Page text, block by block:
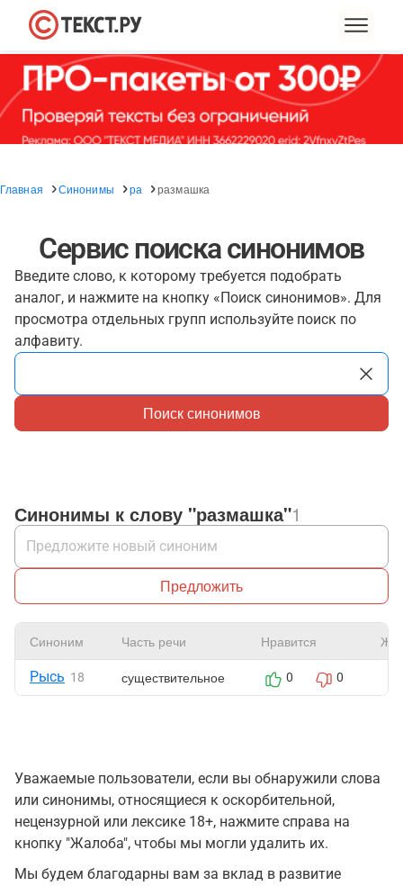
Главная Синонимы ра размашка
Сервис поиска синонимов
Введите слово, к которому требуется подобрать
аналог, и нажмите на кнопку «Поиск синонимов». Для
просмотра отдельных групп используйте поиск по
алфавиту.
Поиск синонимов
Синонимы к слову "размашка"1
Предложить
Синоним Часть речи Нравится
Рысь 18 существительное 0 0
Уважаемые пользователи, если вы обнаружили слова
или синонимы, относящиеся к оскорбительной,
нецензурной или лексике 18+, нажмите справа на
кнопку "Жалоба", чтобы мы могли удалить их.
Мы будем благодарны вам за вклад в развитие